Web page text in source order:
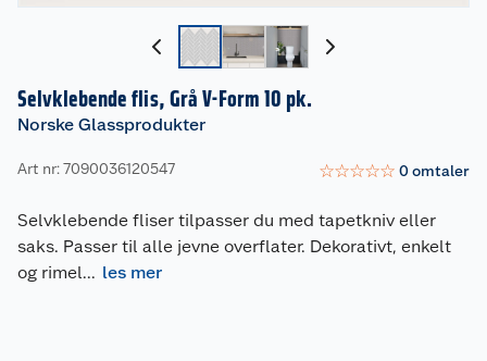
Selvklebende flis, Grå V-Form 10 pk.
Norske Glassprodukter
Art nr: 7090036120547 ☆☆☆☆☆ 0omtaler
Selvklebende fliser tilpasser du med tapetkniv eller
saks. Passer til alle jevne overflater. Dekorativt, enkelt
og rimel... les mer